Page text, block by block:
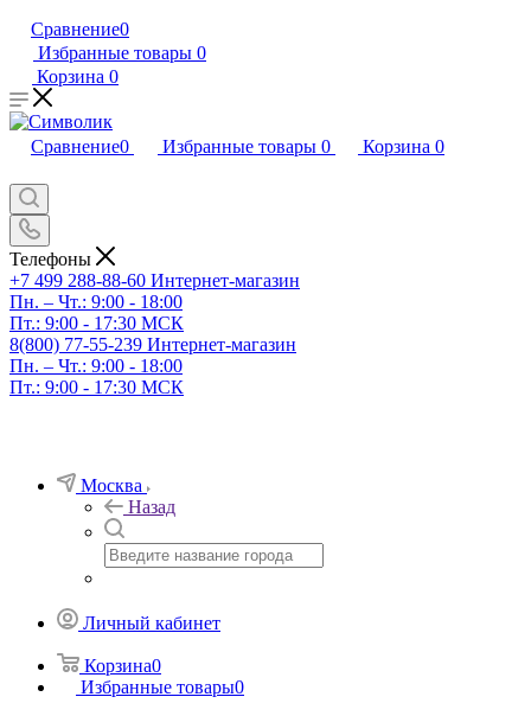
Сравнение0
Избранные товары 0
Корзина 0
Сравнение0 Избранные товары 0 Корзина 0
Телефоны
+7 499 288-88-60 Интернет-магазин
Пн. – Чт.: 9:00 - 18:00
Пт.: 9:00 - 17:30 МСК
8(800) 77-55-239 Интернет-магазин
Пн. – Чт.: 9:00 - 18:00
Пт.: 9:00 - 17:30 МСК
Москва
Назад
Личный кабинет
Корзина0
Избранные товары0